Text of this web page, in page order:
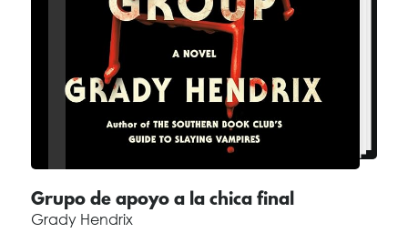
Grupo de apoyo a la chica final
Grady Hendrix